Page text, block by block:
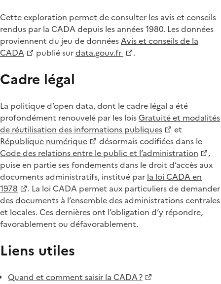
Cette exploration permet de consulter les avis et conseils
rendus par la CADA depuis les années 1980. Les données
proviennent du jeu de donnéesAvis et conseils de la
CADA
publié surdata.gouv.fr .
Cadre légal
La politique d’open data, dont le cadre légal a été
profondément renouvelé par les loisGratuité et modalités
de réutilisation des informations publiques
et
République numérique
désormais codifiées dans le
Code des relations entre le public et l’administration
,
puise en partie ses fondements dans le droit d’accès aux
documents administratifs, institué par la loi CADA en
1978
. La loi CADA permet aux particuliers de demander
des documents à l’ensemble des administrations centrales
et locales. Ces dernières ont l’obligation d’y répondre,
favorablement ou défavorablement.
Liens utiles
Quand et comment saisir la CADA ?